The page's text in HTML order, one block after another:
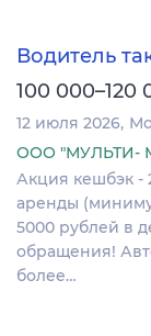
Водитель
100 000–120
12 июля 2026
ООО "МУЛЬТИ-
Акция кешбэк -
аренды
5000 рублей в
обращения!
более…